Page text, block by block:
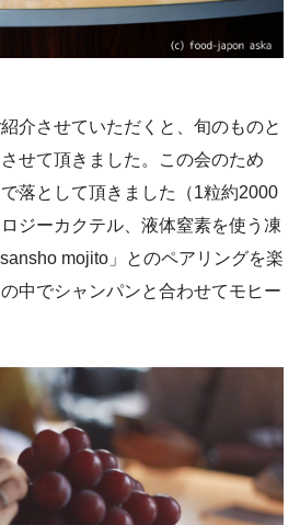
介させていただくと、旬のものと
せて頂きました。この会のため
落として頂きました（1粒約2000
ジーカクテル、液体窒素を使う凍
mojito」とのペアリングを楽
中でシャンパンと合わせてモヒー